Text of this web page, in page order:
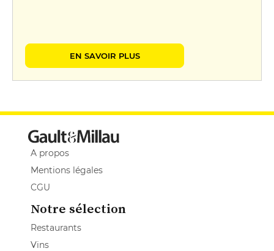
EN SAVOIR PLUS
A propos
Mentions légales
CGU
Notre sélection
Restaurants
Vins